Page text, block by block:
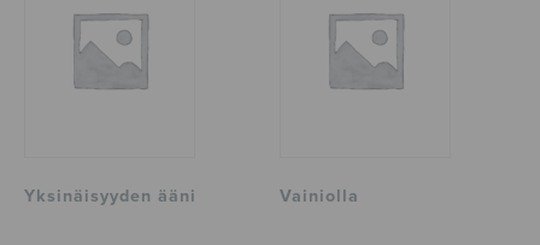
Yksinäisyyden ääni Vainiolla